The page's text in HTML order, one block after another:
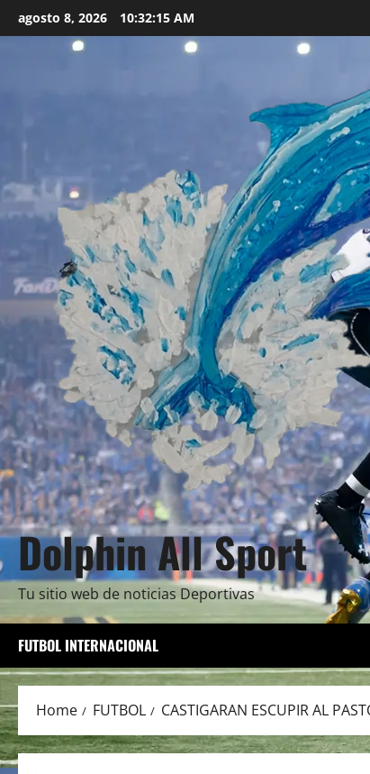
to
agosto 8, 2026 10:32:17 AM
Dolphin All Sport
Tu sitio web de noticias Deportivas
FUTBOL INTERNACIONAL
Home FUTBOL CASTIGARAN ESCUPIR AL